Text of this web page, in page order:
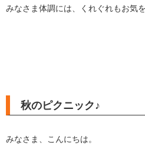
みなさま体調には、くれぐれもお気
秋のピクニック♪
みなさま、こんにちは。